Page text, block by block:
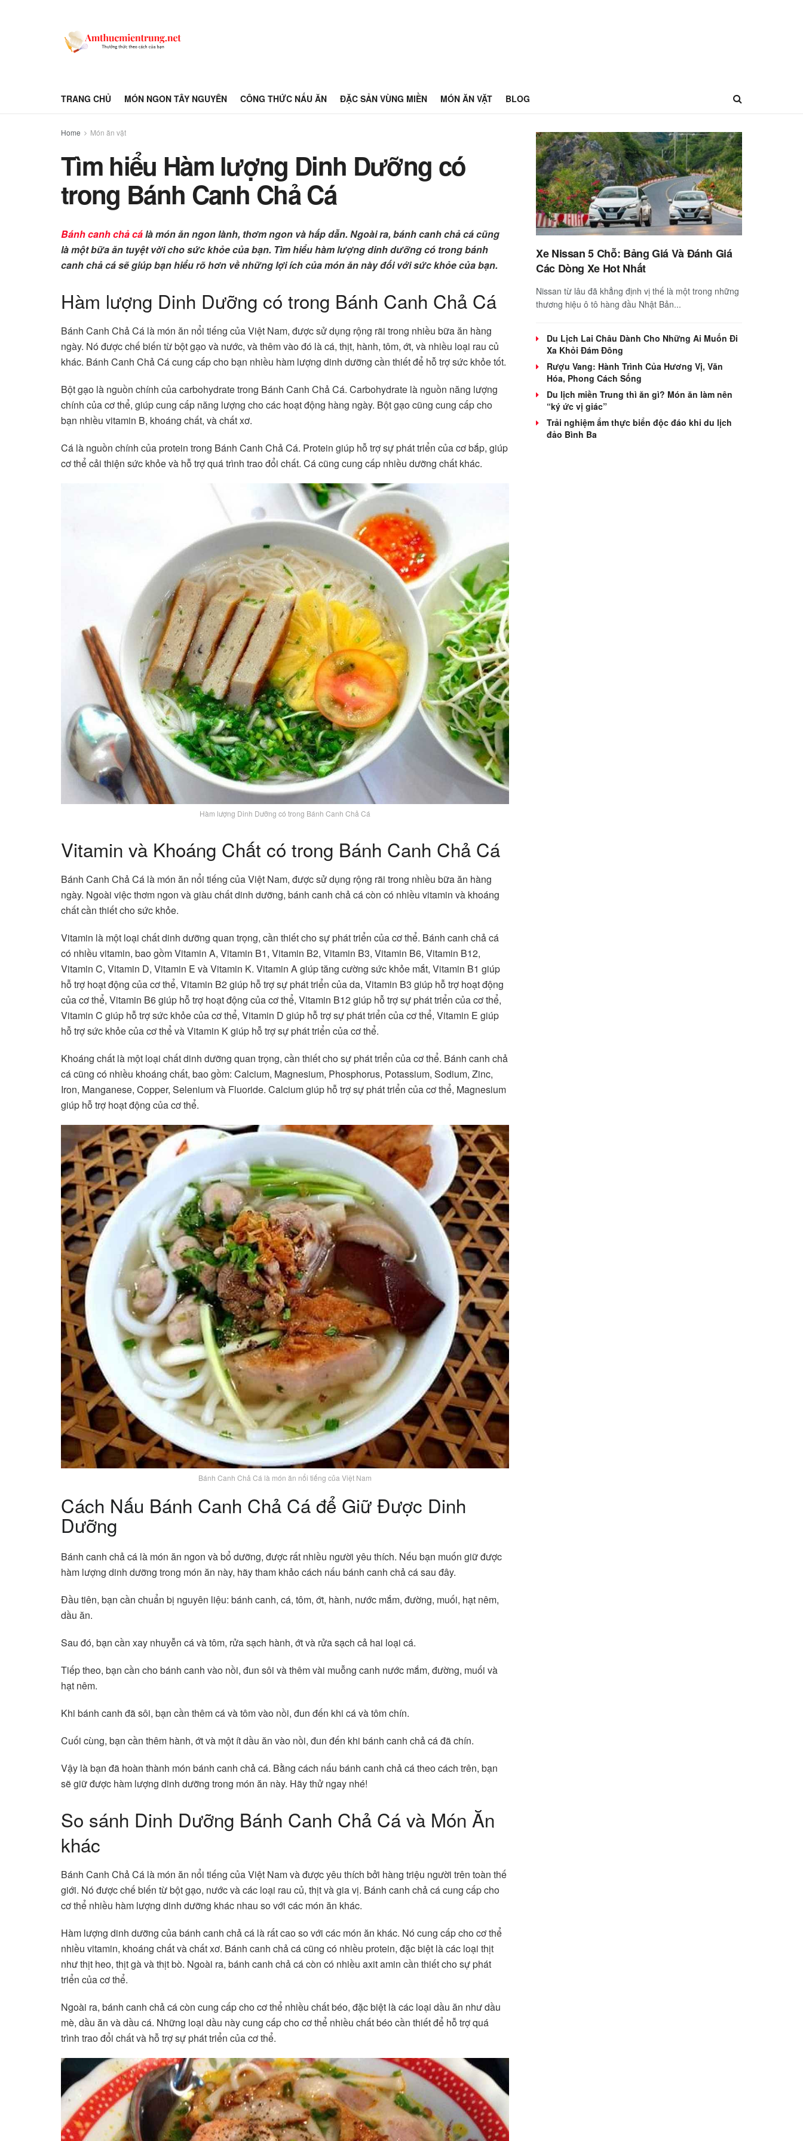
TRANG CHỦ MÓN NGON TÂY NGUYÊN CÔNG THỨC NẤU ĂN ĐẶC SẢN VÙNG MIỀN MÓN ĂN VẶT BLOG
Home Món ăn vặt
Tìm hiểu Hàm lượng Dinh Dưỡng có
trong Bánh Canh Chả Cá
Bánh canh chả cálà món ăn ngon lành, thơm ngon và hấp dẫn. Ngoài ra, bánh canh chả cá cũng
là một bữa ăn tuyệt vời cho sức khỏe của bạn. Tìm hiểu hàm lượng dinh dưỡng có trong bánh
canh chả cá sẽ giúp bạn hiểu rõ hơn về những lợi ích của món ăn này đối với sức khỏe của bạn.
Hàm lượng Dinh Dưỡng có trong Bánh Canh Chả Cá
Bánh Canh Chả Cá là món ăn nổi tiếng của Việt Nam, được sử dụng rộng rãi trong nhiều bữa ăn hàng
ngày. Nó được chế biến từ bột gạo và nước, và thêm vào đó là cá, thịt, hành, tôm, ớt, và nhiều loại rau củ
khác. Bánh Canh Chả Cá cung cấp cho bạn nhiều hàm lượng dinh dưỡng cần thiết để hỗ trợ sức khỏe tốt.
Bột gạo là nguồn chính của carbohydrate trong Bánh Canh Chả Cá. Carbohydrate là nguồn năng lượng
chính của cơ thể, giúp cung cấp năng lượng cho các hoạt động hàng ngày. Bột gạo cũng cung cấp cho
bạn nhiều vitamin B, khoáng chất, và chất xơ.
Cá là nguồn chính của protein trong Bánh Canh Chả Cá. Protein giúp hỗ trợ sự phát triển của cơ bắp, giúp
cơ thể cải thiện sức khỏe và hỗ trợ quá trình trao đổi chất. Cá cũng cung cấp nhiều dưỡng chất khác.
Hàm lượng Dinh Dưỡng có trong Bánh Canh Chả Cá
Vitamin và Khoáng Chất có trong Bánh Canh Chả Cá
Bánh Canh Chả Cá là món ăn nổi tiếng của Việt Nam, được sử dụng rộng rãi trong nhiều bữa ăn hàng
ngày. Ngoài việc thơm ngon và giàu chất dinh dưỡng, bánh canh chả cá còn có nhiều vitamin và khoáng
chất cần thiết cho sức khỏe.
Vitamin là một loại chất dinh dưỡng quan trọng, cần thiết cho sự phát triển của cơ thể. Bánh canh chả cá
có nhiều vitamin, bao gồm Vitamin A, Vitamin B1, Vitamin B2, Vitamin B3, Vitamin B6, Vitamin B12,
Vitamin C, Vitamin D, Vitamin E và Vitamin K. Vitamin A giúp tăng cường sức khỏe mắt, Vitamin B1 giúp
hỗ trợ hoạt động của cơ thể, Vitamin B2 giúp hỗ trợ sự phát triển của da, Vitamin B3 giúp hỗ trợ hoạt động
của cơ thể, Vitamin B6 giúp hỗ trợ hoạt động của cơ thể, Vitamin B12 giúp hỗ trợ sự phát triển của cơ thể,
Vitamin C giúp hỗ trợ sức khỏe của cơ thể, Vitamin D giúp hỗ trợ sự phát triển của cơ thể, Vitamin E giúp
hỗ trợ sức khỏe của cơ thể và Vitamin K giúp hỗ trợ sự phát triển của cơ thể.
Khoáng chất là một loại chất dinh dưỡng quan trọng, cần thiết cho sự phát triển của cơ thể. Bánh canh chả
cá cũng có nhiều khoáng chất, bao gồm: Calcium, Magnesium, Phosphorus, Potassium, Sodium, Zinc,
Iron, Manganese, Copper, Selenium và Fluoride. Calcium giúp hỗ trợ sự phát triển của cơ thể, Magnesium
giúp hỗ trợ hoạt động của cơ thể.
Bánh Canh Chả Cá là món ăn nổi tiếng của Việt Nam
Cách Nấu Bánh Canh Chả Cá để Giữ Được Dinh
Dưỡng
Bánh canh chả cá là món ăn ngon và bổ dưỡng, được rất nhiều người yêu thích. Nếu bạn muốn giữ được
hàm lượng dinh dưỡng trong món ăn này, hãy tham khảo cách nấu bánh canh chả cá sau đây.
Đầu tiên, bạn cần chuẩn bị nguyên liệu: bánh canh, cá, tôm, ớt, hành, nước mắm, đường, muối, hạt nêm,
dầu ăn.
Sau đó, bạn cần xay nhuyễn cá và tôm, rửa sạch hành, ớt và rửa sạch cả hai loại cá.
Tiếp theo, bạn cần cho bánh canh vào nồi, đun sôi và thêm vài muỗng canh nước mắm, đường, muối và
hạt nêm.
Khi bánh canh đã sôi, bạn cần thêm cá và tôm vào nồi, đun đến khi cá và tôm chín.
Cuối cùng, bạn cần thêm hành, ớt và một ít dầu ăn vào nồi, đun đến khi bánh canh chả cá đã chín.
Vậy là bạn đã hoàn thành món bánh canh chả cá. Bằng cách nấu bánh canh chả cá theo cách trên, bạn
sẽ giữ được hàm lượng dinh dưỡng trong món ăn này. Hãy thử ngay nhé!
So sánh Dinh Dưỡng Bánh Canh Chả Cá và Món Ăn
khác
Bánh Canh Chả Cá là món ăn nổi tiếng của Việt Nam và được yêu thích bởi hàng triệu người trên toàn thế
giới. Nó được chế biến từ bột gạo, nước và các loại rau củ, thịt và gia vị. Bánh canh chả cá cung cấp cho
cơ thể nhiều hàm lượng dinh dưỡng khác nhau so với các món ăn khác.
Hàm lượng dinh dưỡng của bánh canh chả cá là rất cao so với các món ăn khác. Nó cung cấp cho cơ thể
nhiều vitamin, khoáng chất và chất xơ. Bánh canh chả cá cũng có nhiều protein, đặc biệt là các loại thịt
như thịt heo, thịt gà và thịt bò. Ngoài ra, bánh canh chả cá còn có nhiều axit amin cần thiết cho sự phát
triển của cơ thể.
Ngoài ra, bánh canh chả cá còn cung cấp cho cơ thể nhiều chất béo, đặc biệt là các loại dầu ăn như dầu
mè, dầu ăn và dầu cá. Những loại dầu này cung cấp cho cơ thể nhiều chất béo cần thiết để hỗ trợ quá
trình trao đổi chất và hỗ trợ sự phát triển của cơ thể.
Xe Nissan 5 Chỗ: Bảng Giá Và Đánh Giá
Các Dòng Xe Hot Nhất
Nissan từ lâu đã khẳng định vị thế là một trong những
thương hiệu ô tô hàng đầu Nhật Bản...
Du Lịch Lai Châu Dành Cho Những Ai Muốn Đi
Xa Khỏi Đám Đông
Rượu Vang: Hành Trình Của Hương Vị, Văn
Hóa, Phong Cách Sống
Du lịch miền Trung thì ăn gì? Món ăn làm nên
“ký ức vị giác”
Trải nghiệm ẩm thực biển độc đáo khi du lịch
đảo Bình Ba